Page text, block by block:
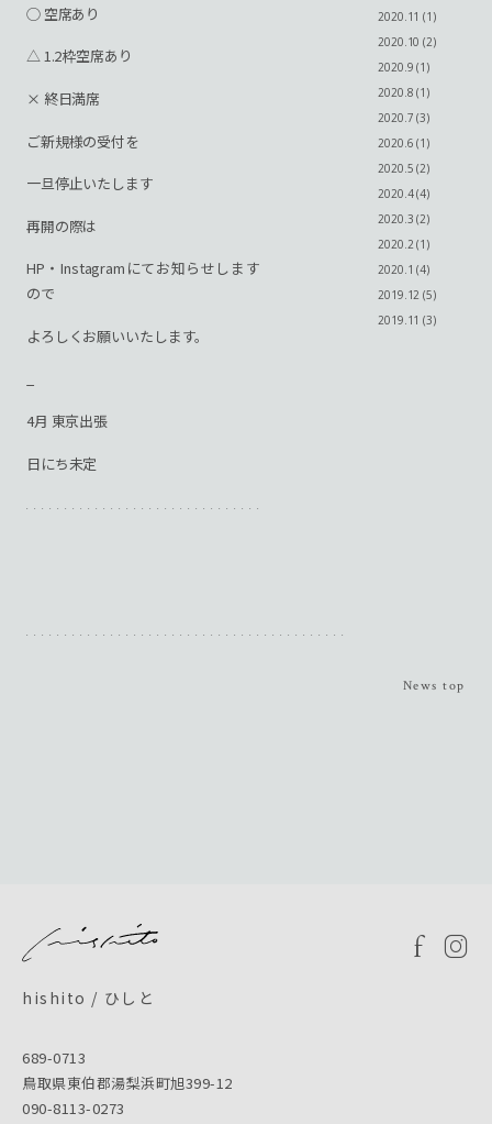
◯ 空席あり
△ 1.2枠空席あり
× 終日満席
ご新規様の受付を
一旦停止いたします
再開の際は
HP・Instagramにてお知らせします
ので
よろしくお願いいたします。
4月 東京出張
日にち未定
2020.11 (1)
2020.10 (2)
2020.9 (1)
2020.8 (1)
2020.7 (3)
2020.6 (1)
2020.5 (2)
2020.4 (4)
2020.3 (2)
2020.2 (1)
2020.1 (4)
2019.12 (5)
2019.11 (3)
News top
hishito / ひしと
689-0713
鳥取県東伯郡湯梨浜町旭399-12
090-8113-0273